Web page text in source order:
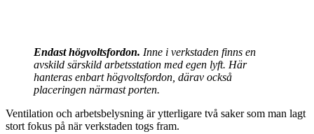
Endast högvoltsfordon. Inne i verkstaden finns en
avskild särskild arbetsstation med egen lyft. Här
hanteras enbart högvoltsfordon, därav också
placeringen närmast porten.
Ventilation och arbetsbelysning är ytterligare två saker som man lagt
stort fokus på när verkstaden togs fram.